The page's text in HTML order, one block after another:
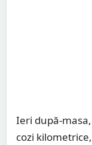
Ieri după-
cozi